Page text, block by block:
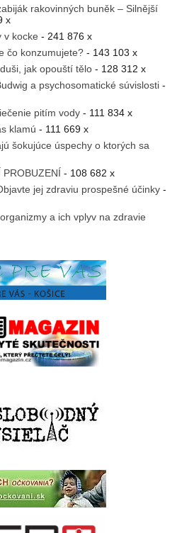
rakovinných buněk – Silnější
x
v kocke - 241 876 x
čo konzumujete? - 143 103 x
jak opouští tělo - 128 312 x
a psychosomatické súvislosti -
pitím vody - 111 834 x
klamú - 111 669 x
šokujúce úspechy o ktorých sa
- 108 682 x
jej zdraviu prospešné účinky -
a ich vplyv na zdravie